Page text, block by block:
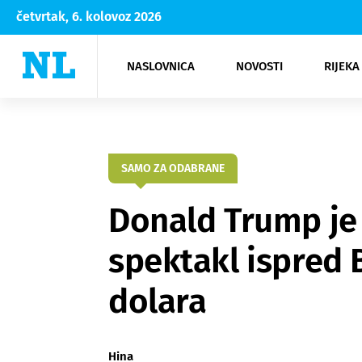
četvrtak, 6. kolovoz 2026
NASLOVNICA NOVOSTI
Rijeka Opatija
NK
Moda
Kultura
SAMO ZA ODABRANE
Donald Trump
spektakl ispred
dolara
Hina